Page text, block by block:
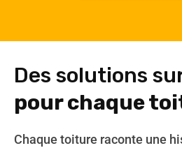
Des solutions
pour chaque
Chaque toiture raconte une